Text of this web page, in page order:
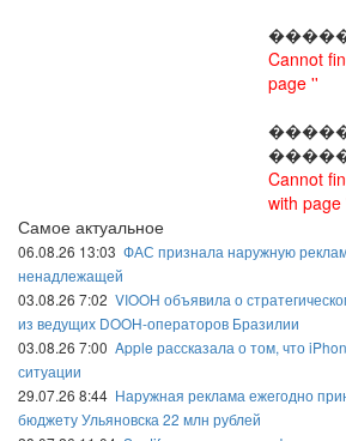
Cannot
page ''
Cannot
with page
Самое актуальное
06.08.26 13:03 ФАС признала наружную
ненадлежащей
03.08.26 7:02 VIOOH объявила о
из ведущих DOOH-операторов Бразилии
03.08.26 7:00 Apple рассказала о том, что
ситуации
29.07.26 8:44 Наружная реклама ежегодно
бюджету Ульяновска 22 млн рублей